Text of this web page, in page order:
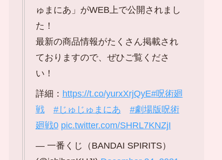
ゅまにあ」がWEB上で公開されまし
た！
最新の商品情報がたくさん掲載され
ておりますので、ぜひご覧くださ
い！
詳細： https://t.co/yurxXrjQyE#呪術廻
戦
#じゅじゅまにあ
#劇場版呪術
廻戦0 pic.twitter.com/SHRL7KNZjI
— 一番くじ（BANDAI SPIRITS）